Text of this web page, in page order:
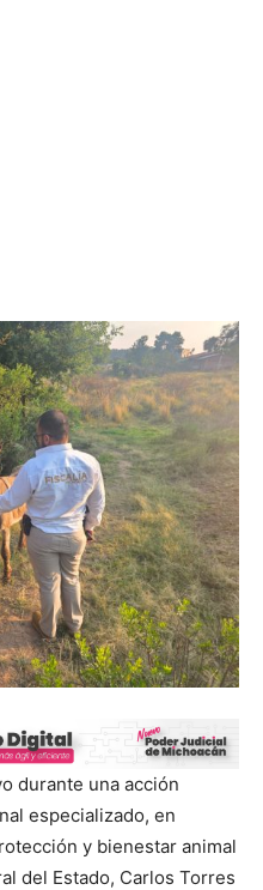
durante una acción
especializado, en
y bienestar animal
del Estado, Carlos Torres